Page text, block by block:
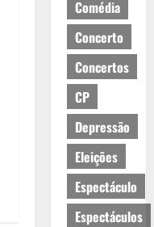
Comédia
Concerto
Concertos
CP
Depressão
Eleições
Espectáculo
Espectáculos